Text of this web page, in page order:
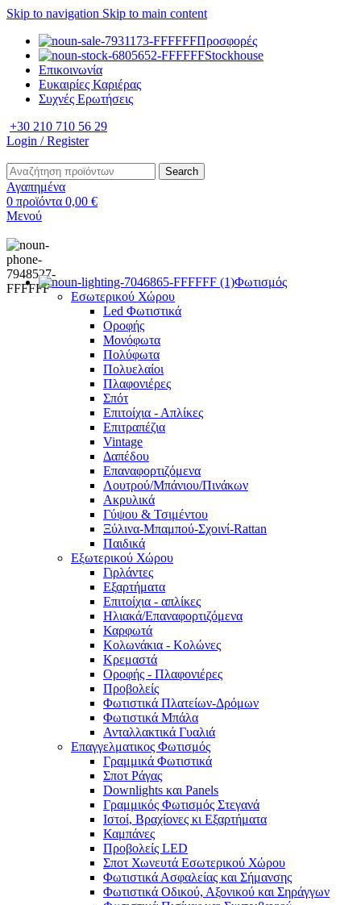
Skip to navigation Skip to main content
Προσφορές
Stockhouse
Επικοινωνία
Ευκαιρίες Καριέρας
Συχνές Ερωτήσεις
+30 210 710 56 29
Login / Register
Search
Αγαπημένα
0 προϊόντα 0,00 €
Μενού
Φωτισμός
Εσωτερικού Χώρου
Led Φωτιστικά
Οροφής
Μονόφωτα
Πολύφωτα
Πολυελαίοι
Πλαφονιέρες
Σπότ
Επιτοίχια - Απλίκες
Επιτραπέζια
Vintage
Δαπέδου
Επαναφορτιζόμενα
Λουτρού/Μπάνιου/Πινάκων
Ακρυλικά
Γύψου & Τσιμέντου
Ξύλινα-Μπαμπού-Σχοινί-Rattan
Παιδικά
Εξωτερικού Χώρου
Γιρλάντες
Εξαρτήματα
Επιτοίχια - απλίκες
Ηλιακά/Επαναφορτιζόμενα
Καρφωτά
Κολωνάκια - Κολώνες
Κρεμαστά
Οροφής - Πλαφονιέρες
Προβολείς
Φωτιστικά Πλατείων-Δρόμων
Φωτιστικά Μπάλα
Ανταλλακτικά Γυαλιά
Επαγγελματικος Φωτισμός
Γραμμικά Φωτιστικά
Σποτ Ράγας
Downlights και Panels
Γραμμικός Φωτισμός Στεγανά
Ιστοί, Βραχίονες κι Εξαρτήματα
Καμπάνες
Προβολείς LED
Σποτ Χωνευτά Εσωτερικού Χώρου
Φωτιστικά Ασφαλείας και Σήμανσης
Φωτιστικά Οδικού, Αξονικού και Σηράγγων